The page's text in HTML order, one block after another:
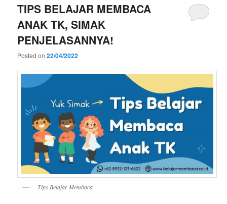
TIPS BELAJAR MEMBACA
ANAK TK, SIMAK
PENJELASANNYA!
Posted on22/04/2022
Tips Belajar Membaca